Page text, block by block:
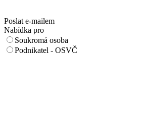
Poslat e-mailem
Nabídka pro
Soukromá osoba
Podnikatel - OSVČ